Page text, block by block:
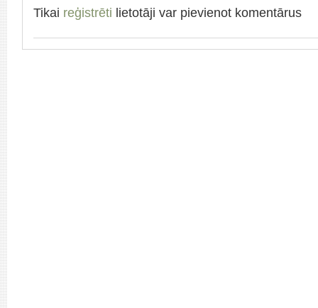
Tikai reģistrēti lietotāji var pievienot komentārus